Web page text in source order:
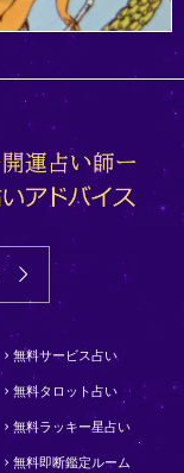
無料サービス占い
無料タロット占い
無料ラッキー星占い
無料即断鑑定ルーム